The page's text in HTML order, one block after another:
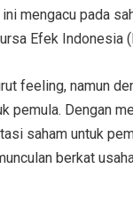
mengacu pada
Efek Indonesia
feeling, namun
Dengan
saham untuk
berkat